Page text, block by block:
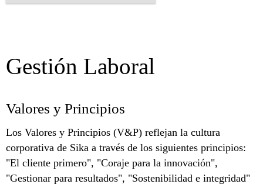
Gestión Laboral
Valores y Principios
Los Valores y Principios (V&P) reflejan la cultura
corporativa de Sika a través de los siguientes principios:
"El cliente primero", "Coraje para la innovación",
"Gestionar para resultados", "Sostenibilidad e integridad"